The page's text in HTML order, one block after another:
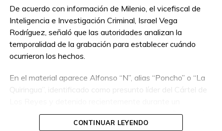
De acuerdo con información de Milenio, el vicefiscal de
Inteligencia e Investigación Criminal, Israel Vega
Rodríguez, señaló que las autoridades analizan la
temporalidad de la grabación para establecer cuándo
ocurrieron los hechos.
En el material aparece Alfonso “N”, alias “Poncho” o “La
Quiringua”, identificado como presunto líder del Cártel de
operativo interinstitucional encabezado por la Secretaría
de la Defensa Nacional.CONTINUAR LEYENDO